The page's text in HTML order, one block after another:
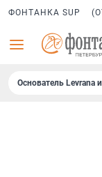
ФОНТАНКА SUP
Основатель Levrana